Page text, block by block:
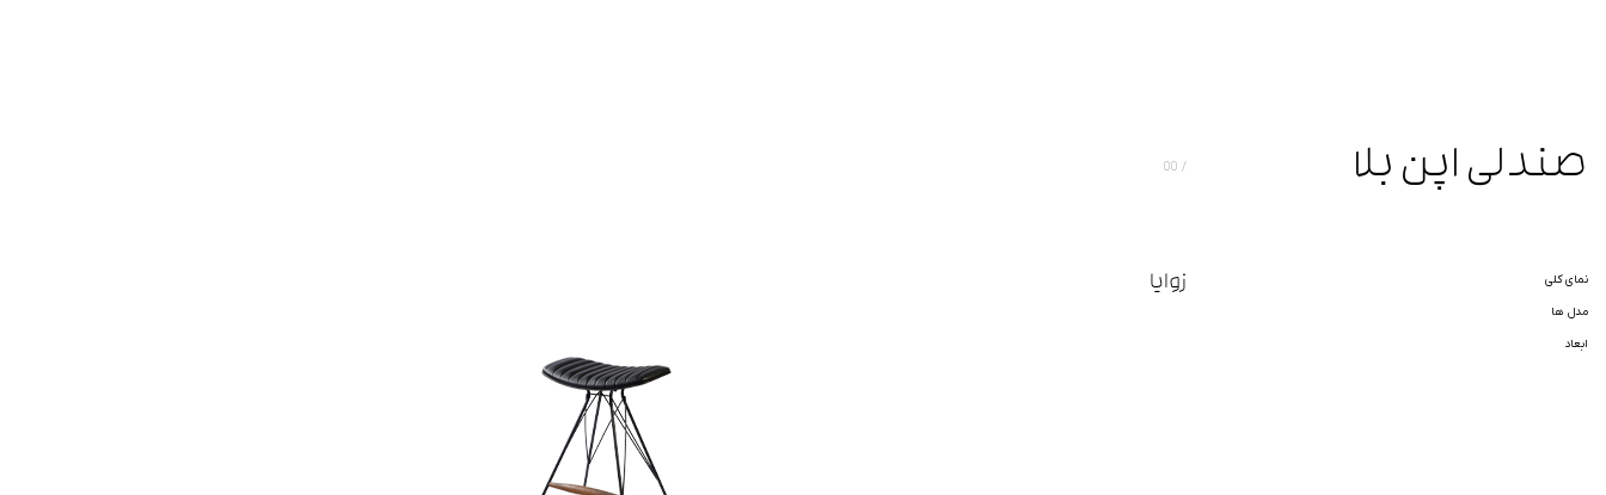
صندلی اپن بلا
نمای کلی
مدل ها
ابعاد
00
زوایا